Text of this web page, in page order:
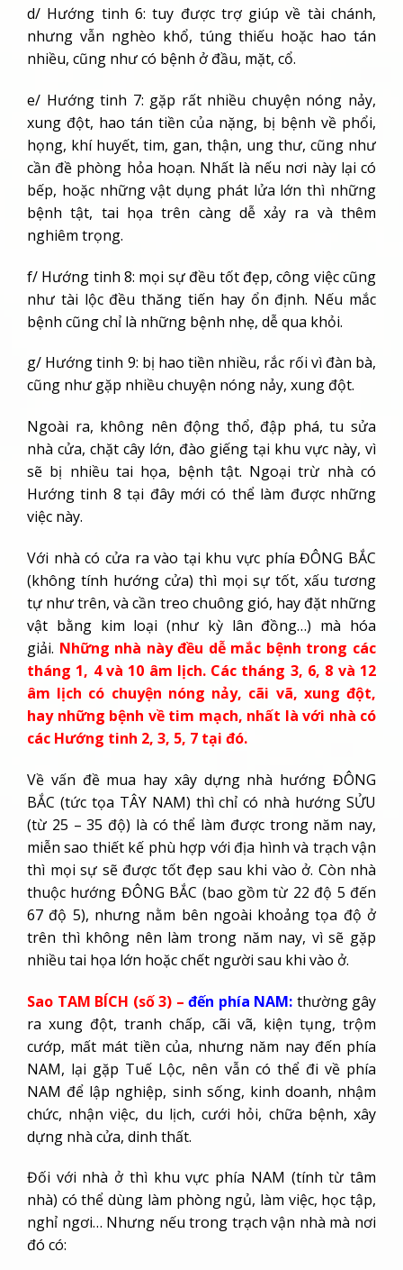
d/ Hướng tinh 6: tuy được trợ giúp về tài chánh,
nhưng vẫn nghèo khổ, túng thiếu hoặc hao tán
nhiều, cũng như có bệnh ở đầu, mặt, cổ.
e/ Hướng tinh 7: gặp rất nhiều chuyện nóng nảy,
xung đột, hao tán tiền của nặng, bị bệnh về phổi,
họng, khí huyết, tim, gan, thận, ung thư, cũng như
cần đề phòng hỏa hoạn. Nhất là nếu nơi này lại có
bếp, hoặc những vật dụng phát lửa lớn thì những
bệnh tật, tai họa trên càng dễ xảy ra và thêm
nghiêm trọng.
f/ Hướng tinh 8: mọi sự đều tốt đẹp, công việc cũng
như tài lộc đều thăng tiến hay ổn định. Nếu mắc
bệnh cũng chỉ là những bệnh nhẹ, dễ qua khỏi.
g/ Hướng tinh 9: bị hao tiền nhiều, rắc rối vì đàn bà,
cũng như gặp nhiều chuyện nóng nảy, xung đột.
Ngoài ra, không nên động thổ, đập phá, tu sửa
nhà cửa, chặt cây lớn, đào giếng tại khu vực này, vì
sẽ bị nhiều tai họa, bệnh tật. Ngoại trừ nhà có
Hướng tinh 8 tại đây mới có thể làm được những
việc này.
Với nhà có cửa ra vào tại khu vực phía ĐÔNG BẮC
(không tính hướng cửa) thì mọi sự tốt, xấu tương
tự như trên, và cần treo chuông gió, hay đặt những
vật bằng kim loại (như kỳ lân đồng…) mà hóa
giải. Những nhà này đều dễ mắc bệnh trong các
tháng 1, 4 và 10 âm lịch. Các tháng 3, 6, 8 và 12
âm lịch có chuyện nóng nảy, cãi vã, xung đột,
hay những bệnh về tim mạch, nhất là với nhà có
các Hướng tinh 2, 3, 5, 7 tại đó.
Về vấn đề mua hay xây dựng nhà hướng ĐÔNG
BẮC (tức tọa TÂY NAM) thì chỉ có nhà hướng SỬU
(từ 25 – 35 độ) là có thể làm được trong năm nay,
miễn sao thiết kế phù hợp với địa hình và trạch vận
thì mọi sự sẽ được tốt đẹp sau khi vào ở. Còn nhà
thuộc hướng ĐÔNG BẮC (bao gồm từ 22 độ 5 đến
67 độ 5), nhưng nằm bên ngoài khoảng tọa độ ở
trên thì không nên làm trong năm nay, vì sẽ gặp
nhiều tai họa lớn hoặc chết người sau khi vào ở.
Sao TAM BÍCH (số 3) – đến phía NAM: thường gây
ra xung đột, tranh chấp, cãi vã, kiện tụng, trộm
cướp, mất mát tiền của, nhưng năm nay đến phía
NAM, lại gặp Tuế Lộc, nên vẫn có thể đi về phía
NAM để lập nghiệp, sinh sống, kinh doanh, nhậm
chức, nhận việc, du lịch, cưới hỏi, chữa bệnh, xây
dựng nhà cửa, dinh thất.
Đối với nhà ở thì khu vực phía NAM (tính từ tâm
nhà) có thể dùng làm phòng ngủ, làm việc, học tập,
nghỉ ngơi… Nhưng nếu trong trạch vận nhà mà nơi
đó có: